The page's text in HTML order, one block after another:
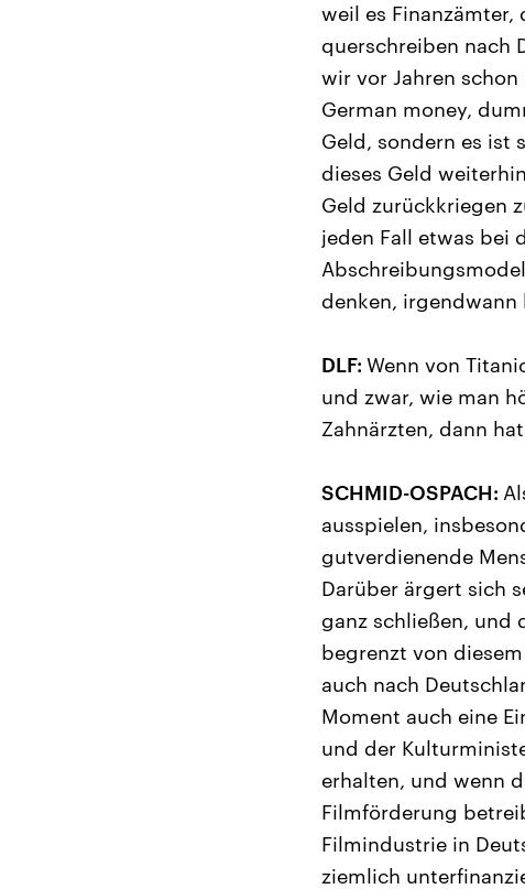
weil es
querschreiben nach
wir vor Jahren
German money,
Geld, sondern es ist
dieses Geld
Geld zurückkriegen
jeden Fall etwas bei
denken, irgendwann
DLF: Wenn von
und zwar, wie man
Zahnärzten, dann
SCHMID-OSPACH:
ausspielen,
gutverdienende
Darüber ärgert sich
ganz schließen, und
begrenzt von
auch nach
Moment auch eine
und der
erhalten, und wenn
Filmförderung
Filmindustrie in
ziemlich